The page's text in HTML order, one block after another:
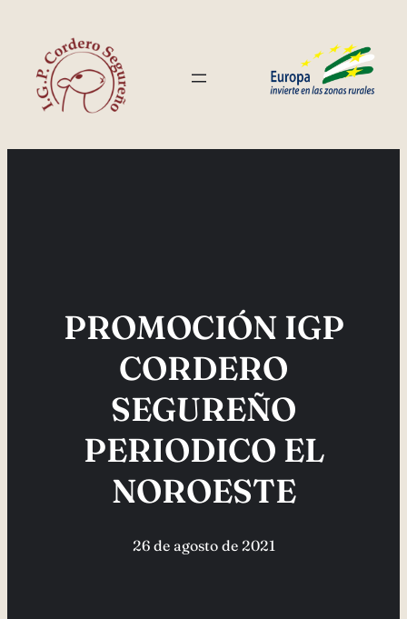
contenido
PROMOCIÓN IGP
CORDERO
SEGUREÑO
PERIODICO EL
NOROESTE
26 de agosto de 2021